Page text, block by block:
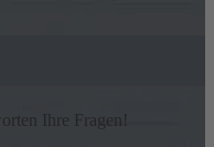
Ihre Fragen!